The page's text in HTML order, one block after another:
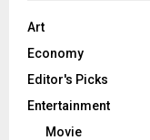
Art
Economy
Editor's Picks
Entertainment
Movie